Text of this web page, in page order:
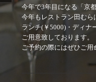
今年で3年目になる「京
今年もレストラン田む
ランチ(￥5000)・ディナ
ご用意致しております。
ご予約の際にはぜひご